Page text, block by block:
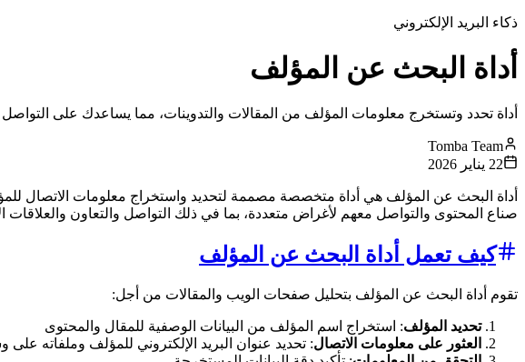
ذكاء البريد الإلكتروني
أداة البحث عن المؤلف
أداة تحدد وتستخرج معلومات المؤلف من المقالات والتدوينات، مما يساعدك على
Tomba Team
22 يناير 2026
أداة البحث عن المؤلف هي أداة متخصصة مصممة لتحديد واستخراج معلومات الاتصال
صناع المحتوى والتواصل معهم لأغراض متعددة، بما في ذلك التواصل والتعاون والعلاقات
كيف تعمل أداة البحث عن المؤلف
تقوم أداة البحث عن المؤلف بتحليل صفحات الويب والمقالات من أجل:
تحديد المؤلف: استخراج اسم المؤلف من البيانات الوصفية للمقال والمحتوى
العثور على معلومات الاتصال: تحديد عنوان البريد الإلكتروني للمؤلف وملفاته على